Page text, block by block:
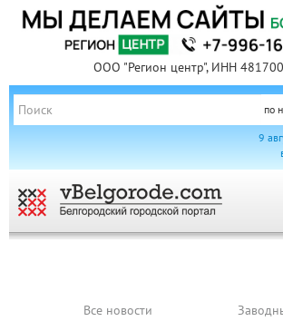
ООО "Регион центр", ИНН
по
9
Все новости